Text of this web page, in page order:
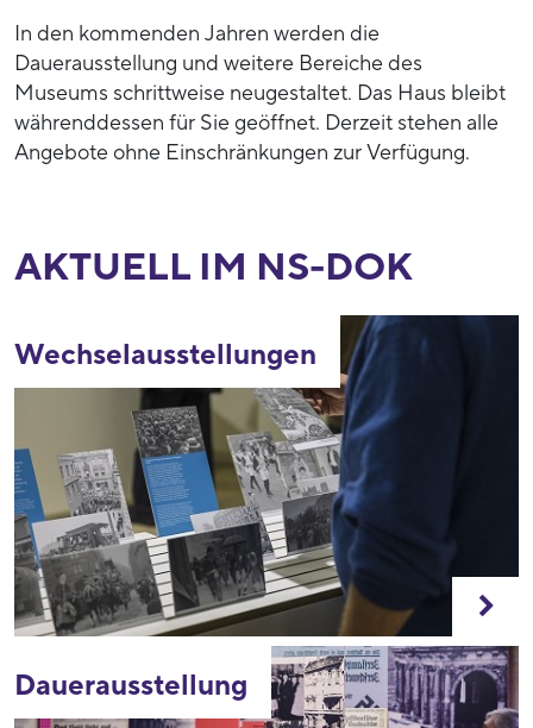
In den kommenden Jahren werden die
Dauerausstellung und weitere Bereiche des
Museums schrittweise neugestaltet. Das Haus bleibt
währenddessen für Sie geöffnet. Derzeit stehen alle
Angebote ohne Einschränkungen zur Verfügung.
AKTUELL IM NS-DOK
Wechselausstellungen
Dauerausstellung